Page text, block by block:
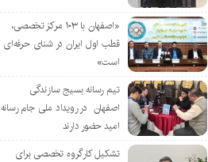
«اصفهان با ۱۰۳ مرکز تخصصی،
قطب اول ایران در شنای حرفه‌ای
است»
تیم رسانه بسیج سازندگی
اصفهان در رویداد ملی جام رسانه
امید حضور دارند
تشکیل کارگروه تخصصی برای